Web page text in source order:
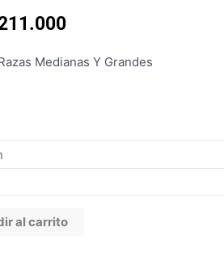
Rango
precios:
$211.000
Medianas Y Grandes
al carrito